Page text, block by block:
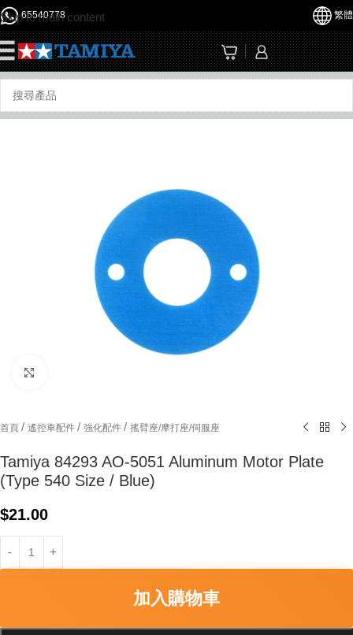
Skip to main content
65540778 繁體
首頁 / 遙控車配件 / 強化配件 / 搖臂座/摩打座/伺服座
Tamiya 84293 AO-5051 Aluminum Motor Plate
(Type 540 Size / Blue)
$21.00
加入購物車